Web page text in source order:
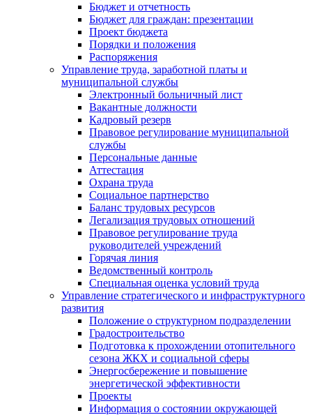
Бюджет и отчетность
Бюджет для граждан: презентации
Проект бюджета
Порядки и положения
Распоряжения
Управление труда, заработной платы и
муниципальной службы
Электронный больничный лист
Вакантные должности
Кадровый резерв
Правовое регулирование муниципальной
службы
Персональные данные
Аттестация
Охрана труда
Социальное партнерство
Баланс трудовых ресурсов
Легализация трудовых отношений
Правовое регулирование труда
руководителей учреждений
Горячая линия
Ведомственный контроль
Специальная оценка условий труда
Управление стратегического и инфраструктурного
развития
Положение о структурном подразделении
Градостроительство
Подготовка к прохождении отопительного
сезона ЖКХ и социальной сферы
Энергосбережение и повышение
энергетической эффективности
Проекты
Информация о состоянии окружающей